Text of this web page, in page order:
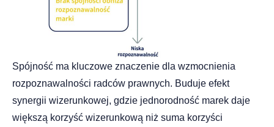
Spójność ma kluczowe znaczenie dla wzmocnienia
rozpoznawalności radców prawnych. Buduje efekt
synergii wizerunkowej, gdzie jednorodność marek daje
większą korzyść wizerunkową niż suma korzyści